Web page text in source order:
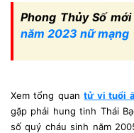
Phong Thủy Số
năm 2023 nữ mạng
Xem tổng quantử vi tuổi
gặp phải hung tinh Thái
số quý cháu sinh năm